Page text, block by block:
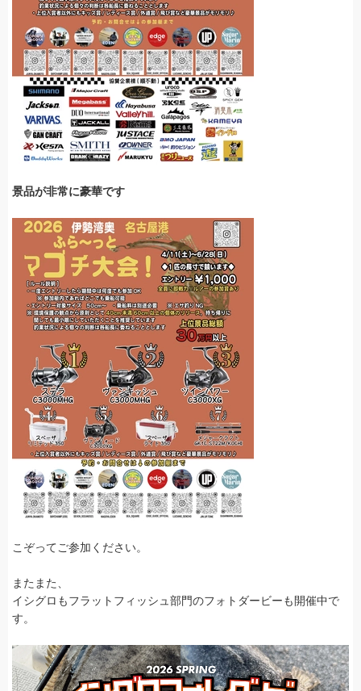
景品が非常に豪華です
こぞってご参加ください。
またまた、
イシグロもフラットフィッシュ部門のフォトダービーも開催中で
す。